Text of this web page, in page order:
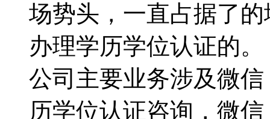
场势头，一直占据了
办理学历学位认证的。
公司主要业务涉及微
历学位认证咨询，微